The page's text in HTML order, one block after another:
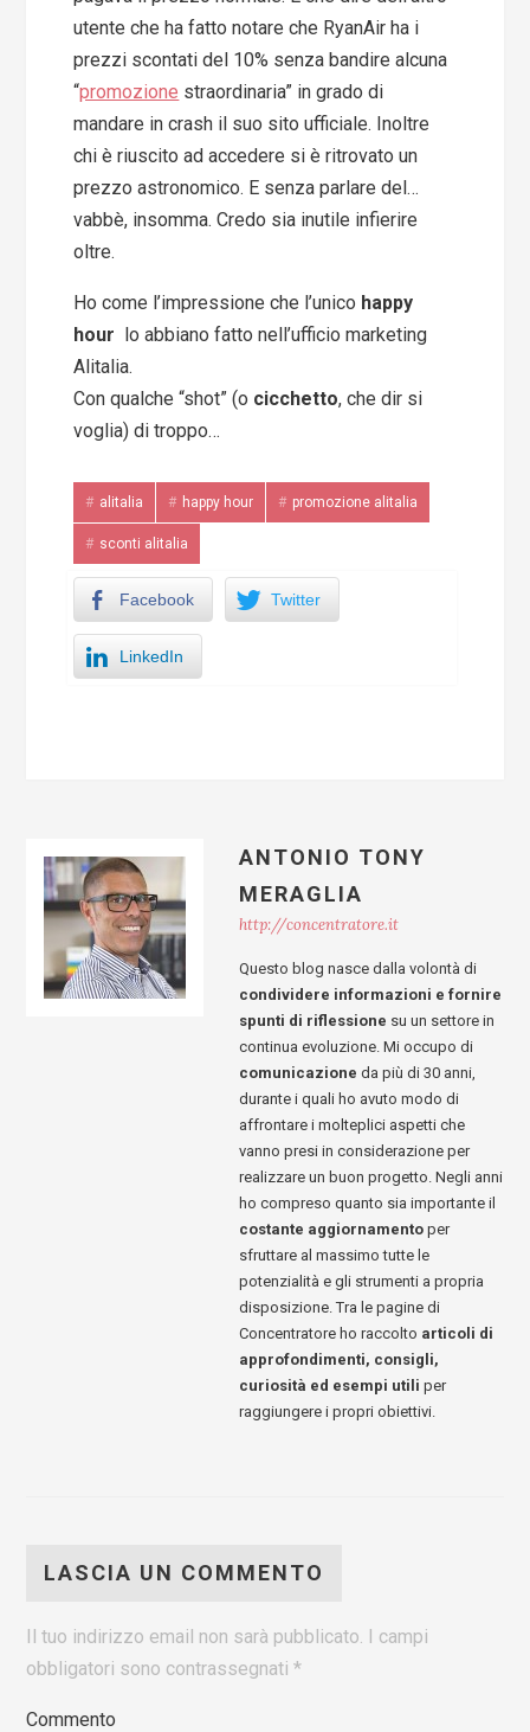
utente che ha fatto notare che RyanAir ha i
prezzi scontati del 10% senza bandire alcuna
“promozione straordinaria” in grado di
mandare in crash il suo sito ufficiale. Inoltre
chi è riuscito ad accedere si è ritrovato un
prezzo astronomico. E senza parlare del…
vabbè, insomma. Credo sia inutile infierire
oltre.
Ho come l’impressione che l’unico happy
hour lo abbiano fatto nell’ufficio marketing
Alitalia.
Con qualche “shot” (o cicchetto, che dir si
voglia) di troppo…
alitalia happy hour promozione alitalia
sconti alitalia
Facebook Twitter
LinkedIn
ANTONIO TONY
MERAGLIA
http://concentratore.it
Questo blog nasce dalla volontà di
condividere informazioni e fornire
spunti di riflessione su un settore in
continua evoluzione. Mi occupo di
comunicazione da più di 30 anni,
durante i quali ho avuto modo di
affrontare i molteplici aspetti che
vanno presi in considerazione per
realizzare un buon progetto. Negli anni
ho compreso quanto sia importante il
costante aggiornamentoper
sfruttare al massimo tutte le
potenzialità e gli strumenti a propria
disposizione. Tra le pagine di
Concentratore ho raccolto articoli di
approfondimenti, consigli,
curiosità ed esempi utili per
raggiungere i propri obiettivi.
LASCIA UN COMMENTO
Il tuo indirizzo email non sarà pubblicato. I campi
obbligatori sono contrassegnati*
Commento